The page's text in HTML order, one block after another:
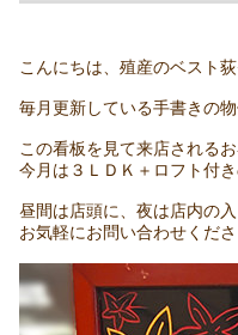
こんにちは、殖産のベスト
毎月更新している手書きの
この看板を見て来店される
今月は３ＬＤＫ＋ロフト付
昼間は店頭に、夜は店内の
お気軽にお問い合わせくだ